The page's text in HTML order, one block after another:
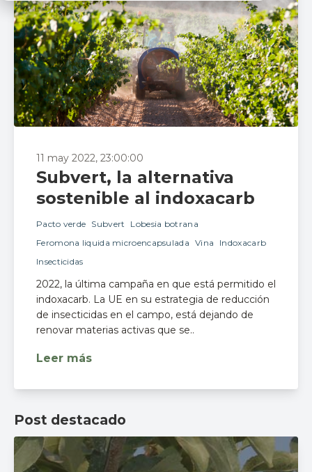
11 may 2022, 23:00:00
Subvert, la alternativa
sostenible al indoxacarb
Pacto verde Subvert
Lobesia botrana
Feromona liquida microencapsulada Vina
Indoxacarb
Insecticidas
2022, la última campaña en que está permitido el
indoxacarb. La UE en su estrategia de reducción
de insecticidas en el campo, está dejando de
renovar materias activas que se..
Leer más
Post destacado